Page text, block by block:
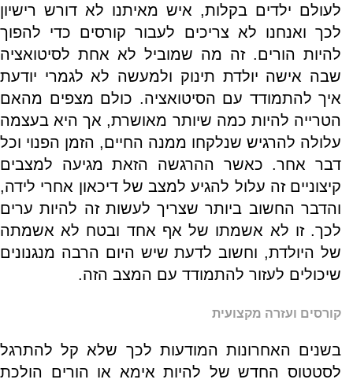
לעולם ילדים בקלות, איש מאיתנו לא דורש רישיון
לכך ואנחנו לא צריכים לעבור קורסים כדי להפוך
להיות הורים. זה מה שמוביל לא אחת לסיטואציה
שבה אישה יולדת תינוק ולמעשה לא לגמרי יודעת
איך להתמודד עם הסיטואציה. כולם מצפים מהאם
הטרייה להיות כמה שיותר מאושרת, אך היא בעצמה
עלולה להרגיש שנלקחו ממנה החיים, הזמן הפנוי וכל
דבר אחר. כאשר ההרגשה הזאת מגיעה למצבים
קיצוניים זה עלול להגיע למצב של דיכאון אחרי לידה,
והדבר החשוב ביותר שצריך לעשות זה להיות ערים
לכך. זו לא אשמתו של אף אחד ובטח לא אשמתה
של היולדת, וחשוב לדעת שיש היום הרבה מנגנונים
שיכולים לעזור להתמודד עם המצב הזה.
קורסים ועזרה מקצועית
בשנים האחרונות המודעות לכך שלא קל להתרגל
לסטטוס החדש של להיות אימא או הורים הולכת